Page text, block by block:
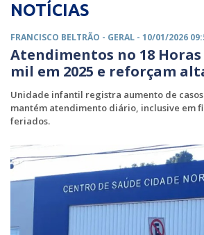
NOTÍCIAS
FRANCISCO BELTRÃO - GERAL - 10/01/2026
Atendimentos no 18 Horas
mil em 2025 e reforçam
Unidade infantil registra aumento de
mantém atendimento diário, inclusive em
feriados.